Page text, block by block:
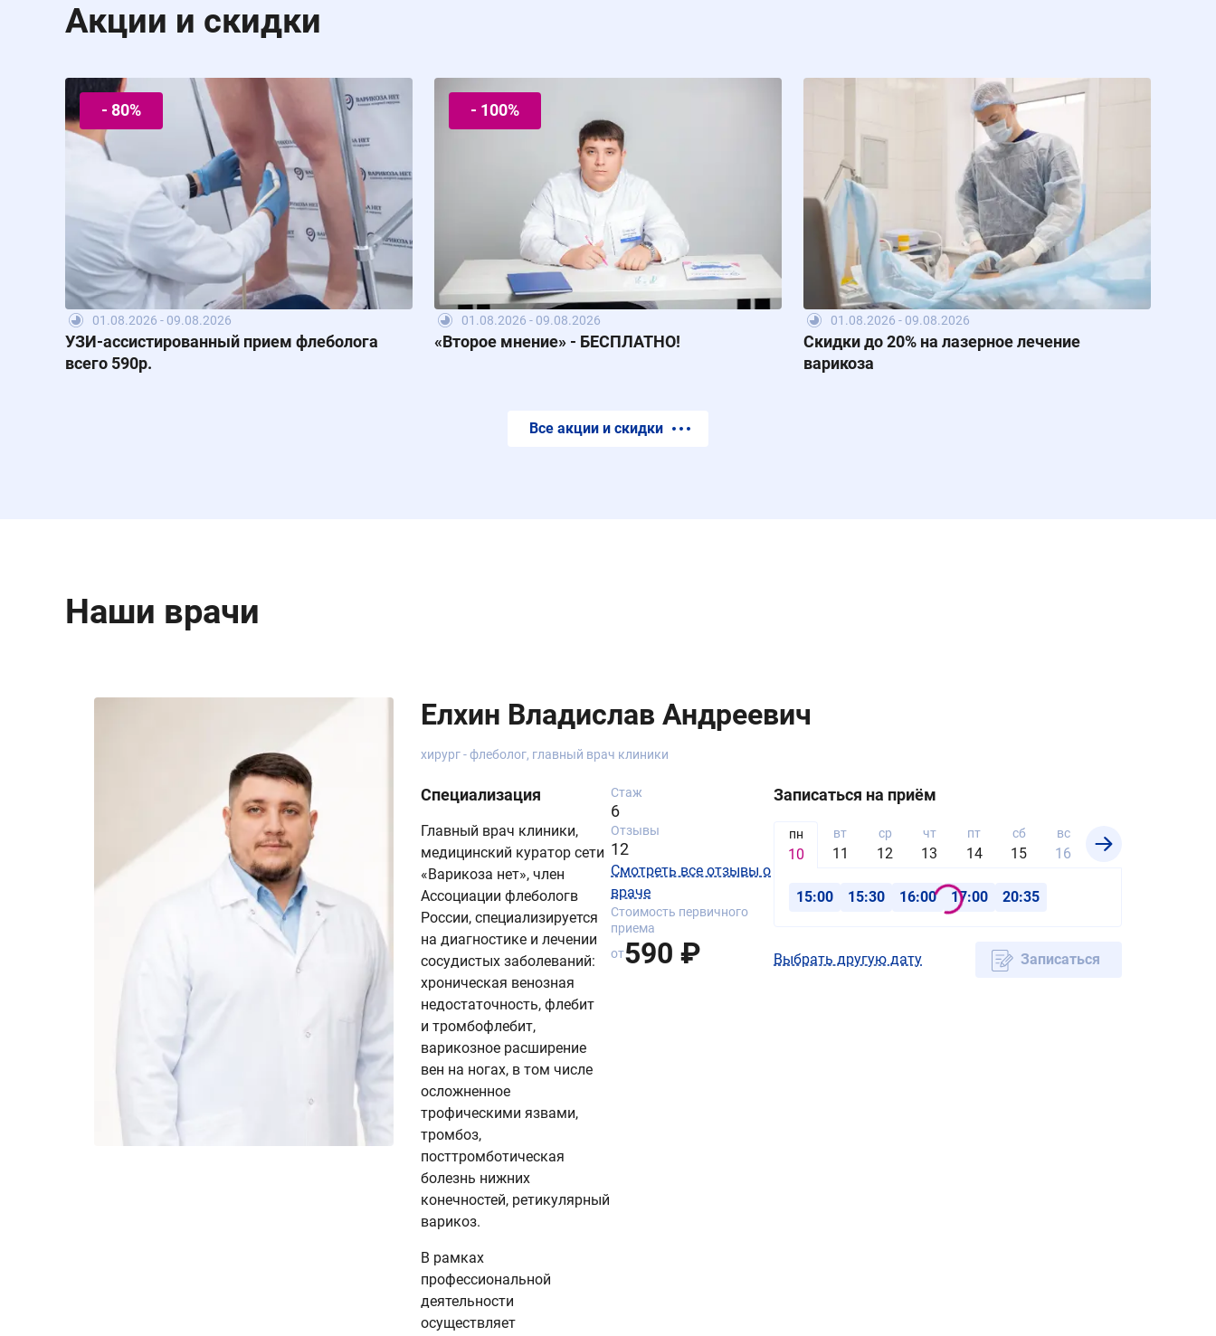
Акции и скидки
- 80%
01.08.2026 - 09.08.2026
УЗИ-ассистированный прием флеболога
всего 590р.
- 100%
01.08.2026 - 09.08.2026
«Второе мнение» - БЕСПЛАТНО!
01.08.2026 - 09.08.2026
Скидки до 20% на лазерное лечение
варикоза
Все акции и скидки
Наши врачи
Елхин Владислав Андреевич
хирург - флеболог, главный врач клиники
Специализация
Главный врач клиники,
медицинский куратор сети
«Варикоза нет», член
Ассоциации флебологв
России, специализируется
на диагностике и лечении
сосудистых заболеваний:
хроническая венозная
недостаточность, флебит
и тромбофлебит,
варикозное расширение
вен на ногах, в том числе
осложненное
трофическими язвами,
тромбоз,
посттромботическая
болезнь нижних
конечностей, ретикулярный
варикоз.
В рамках
профессиональной
деятельности
осуществляет
Стаж
6
Отзывы
12
Смотреть все отзывы о
враче
Стоимость первичного
приема
от590 ₽
Записаться на приём
пн
10
вт
11
ср
12
чт
13
пт
14
сб
15
вс
16 17
15:00 15:30 16:00 17:00 20:35
Выбрать другую дату Записаться